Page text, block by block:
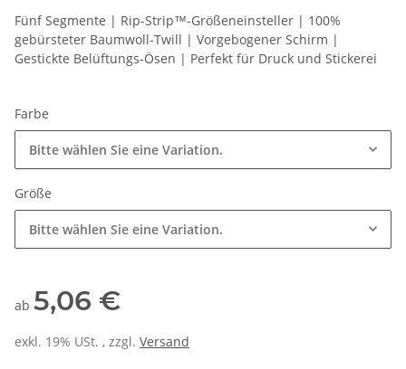
Fünf Segmente | Rip-Strip™-Größeneinsteller | 100%
gebürsteter Baumwoll-Twill | Vorgebogener Schirm |
Gestickte Belüftungs-Ösen | Perfekt für Druck und Stickerei
Farbe
Bitte wählen Sie eine Variation.
Größe
Bitte wählen Sie eine Variation.
ab 5,06 €
exkl. 19% USt. , zzgl. Versand